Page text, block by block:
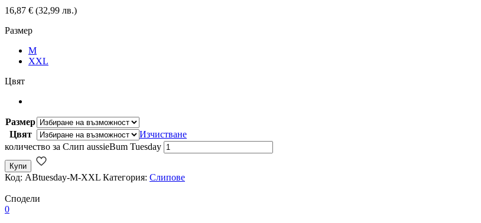
16,87 € (32,99 лв.)
Размер
M
XXL
Цвят
Размер
Цвят
Изчистване
количество за Слип aussieBum Tuesday
Купи
Код: ABtuesday-M-XXL Категория: Слипове
Сподели
0